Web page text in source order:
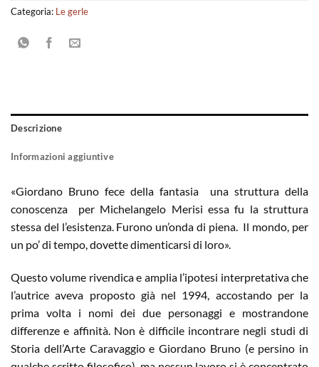
Categoria: Le gerle
Descrizione
Informazioni aggiuntive
«Giordano Bruno fece della fantasia una struttura della
conoscenza per Michelangelo Merisi essa fu la struttura
stessa del­ l’esistenza. Furono un’onda di piena. Il mondo, per
un po’ di tempo, dovette dimenticarsi di loro».
Questo volume rivendica e amplia l’ipotesi interpretativa che
l’autrice aveva proposto già nel 1994, accostando per la
prima volta i nomi dei due personaggi e mostrandone
differenze e affinità. Non è difficile incontrare negli studi di
Storia dell’Arte Caravaggio e Giordano Bruno (e persino in